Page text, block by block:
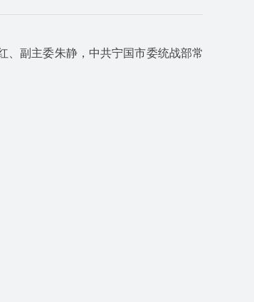
副主委朱静，中共宁国市委统战部常